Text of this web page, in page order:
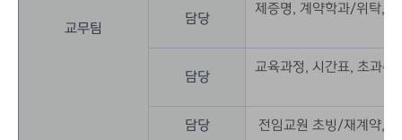
교무팀
담당
제증명, 계약학과/위탁,
담당
교육과정, 시간표, 초과수
담당 전임교원 초빙/재계약,